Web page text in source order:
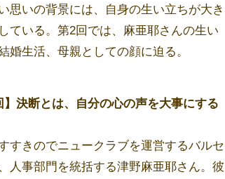
思いの背景には、自身の生い立ちが大き
ている。第2回では、麻亜耶さんの生い
婚生活、母親としての顔に迫る。
】決断とは、自分の心の声を大事にする
すきのでニュークラブを運営するバルセ
人事部門を統括する津野麻亜耶さん。彼